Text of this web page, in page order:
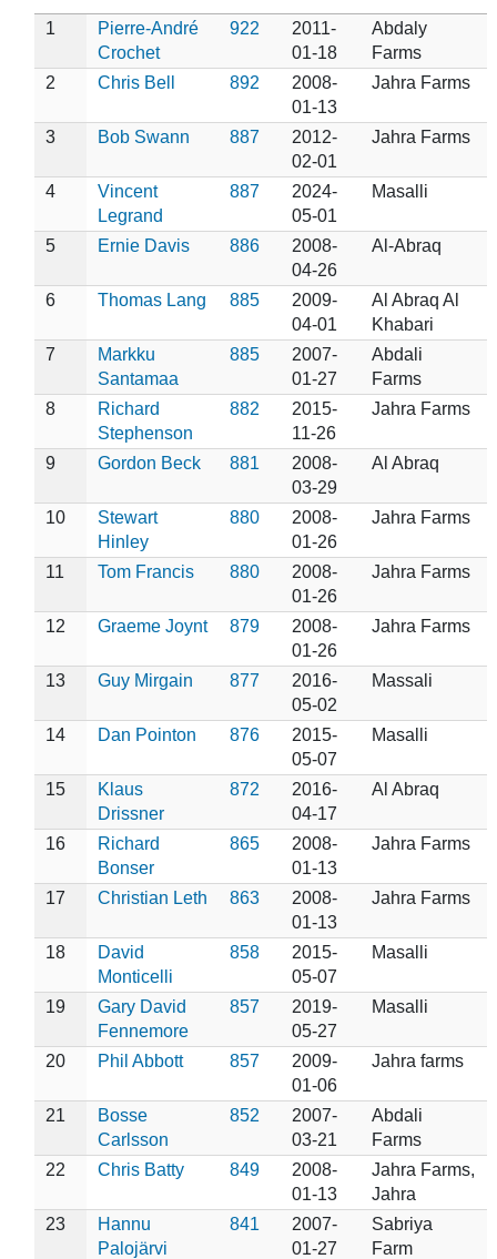
1
Pierre-André
Crochet
922
2011-
01-18
Abdaly
Farms
2
Chris Bell 892
2008-
01-13
Jahra Farms
3 Bob Swann 887
2012-
02-01
Jahra Farms
4
Vincent
Legrand
887
2024-
05-01
Masalli
5 Ernie Davis 886
2008-
04-26
Al-Abraq
6 Thomas Lang 885
2009-
04-01
Al Abraq Al
Khabari
7
Markku
Santamaa
885
2007-
01-27
Abdali
Farms
8
Richard
Stephenson
882
2015-
11-26
Jahra Farms
9 Gordon Beck 881
2008-
03-29
Al Abraq
10
Stewart
Hinley
880
2008-
01-26
Jahra Farms
11 Tom Francis 880
2008-
01-26
Jahra Farms
12 Graeme Joynt 879
2008-
01-26
Jahra Farms
13 Guy Mirgain 877
2016-
05-02
Massali
14 Dan Pointon 876
2015-
05-07
Masalli
15
Klaus
Drissner
872
2016-
04-17
Al Abraq
16
Richard
Bonser
865
2008-
01-13
Jahra Farms
17 Christian Leth 863
2008-
01-13
Jahra Farms
18
David
Monticelli
858
2015-
05-07
Masalli
19
Gary David
Fennemore
857
2019-
05-27
Masalli
20 Phil Abbott 857
2009-
01-06
Jahra farms
21
Bosse
Carlsson
852
2007-
03-21
Abdali
Farms
22
Chris Batty 849
2008-
01-13
Jahra Farms,
Jahra
23
Hannu
Palojärvi
841
2007-
01-27
Sabriya
Farm